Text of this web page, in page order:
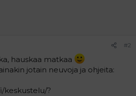
#2
hauskaa matkaa
jotain neuvoja ja ohjeita:
keskustelu/?